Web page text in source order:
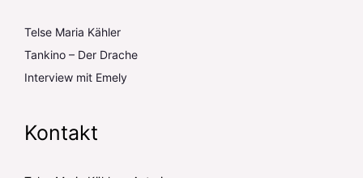
Telse Maria Kähler
Tankino – Der Drache
Interview mit Emely
Kontakt